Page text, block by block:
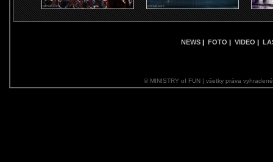
NEWS | FOTO | VIDEO |
© MINISTRY of FUN | všetky práva